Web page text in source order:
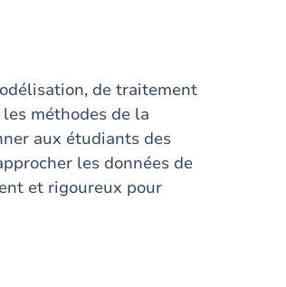
de traitement
méthodes de la
aux étudiants des
les données de
et rigoureux pour